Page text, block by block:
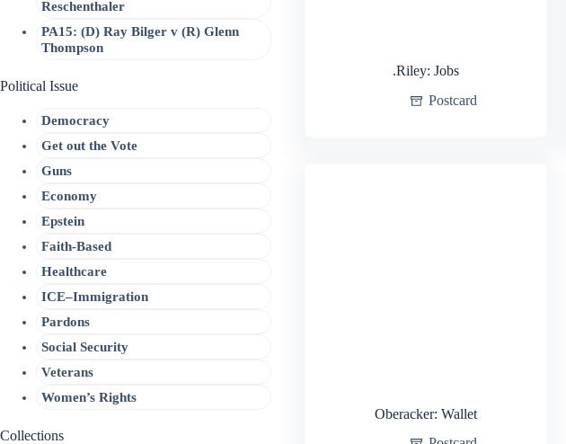
.Riley: Jobs
Postcard
Oberacker: Wallet
Reschenthaler
PA15: (D) Ray Bilger v (R) Glenn
Thompson
Political Issue
Democracy
Get out the Vote
Guns
Economy
Epstein
Faith-Based
Healthcare
ICE–Immigration
Pardons
Social Security
Veterans
Women’s Rights
Collections